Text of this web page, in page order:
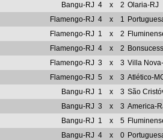
Bangu-RJ 4 x 2 Olaria-RJ
Flamengo-RJ 4 x 1
Flamengo-RJ 1 x 2
Flamengo-RJ 4 x 2
Flamengo-RJ 3 x 3 Villa
Flamengo-RJ 5 x 3 Atlético-
Bangu-RJ 1 x 3 São
Bangu-RJ 3 x 3 America-
Bangu-RJ 1 x 5
Bangu-RJ 4 x 0